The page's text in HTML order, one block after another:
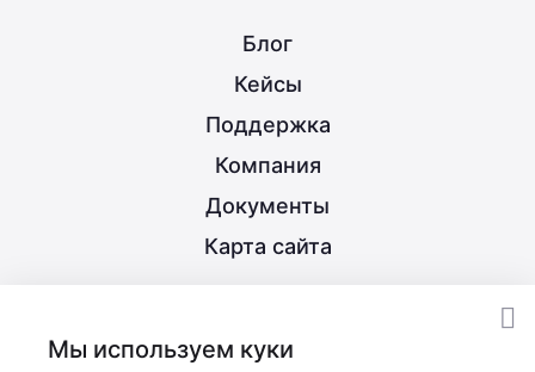
Блог
Кейсы
Поддержка
Компания
Документы
Карта сайта
Мы используем куки